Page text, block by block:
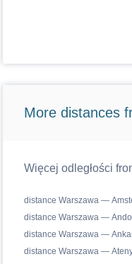
More distances
Więcej odległości
distance Warszawa —
distance Warszawa —
distance Warszawa —
distance Warszawa —